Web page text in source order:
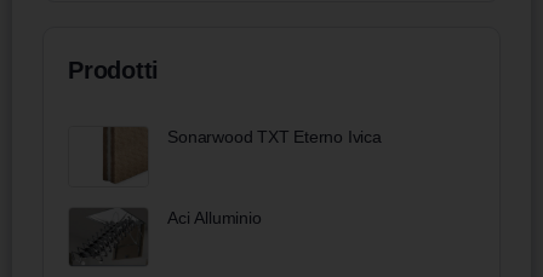
Prodotti
Sonarwood TXT Eterno Ivica
Aci Alluminio